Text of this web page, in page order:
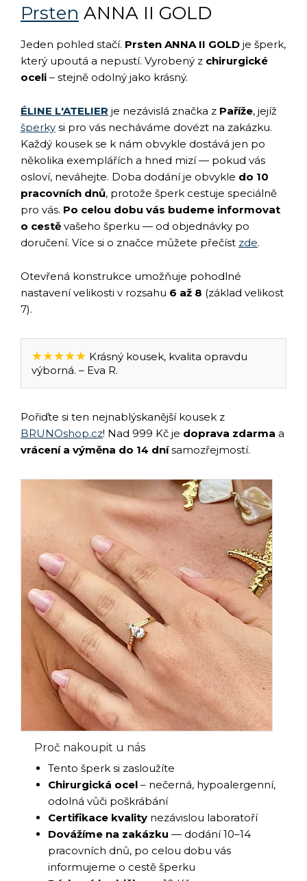
Prsten ANNA II GOLD
Jeden pohled stačí. Prsten ANNA II GOLD je šperk,
který upoutá a nepustí. Vyrobený z chirurgické
oceli – stejně odolný jako krásný.
ÉLINE L'ATELIER je nezávislá značka z Paříže, jejíž
šperky si pro vás necháváme dovézt na zakázku.
Každý kousek se k nám obvykle dostává jen po
několika exemplářích a hned mizí — pokud vás
osloví, neváhejte. Doba dodání je obvykle do 10
pracovních dnů, protože šperk cestuje speciálně
pro vás. Po celou dobu vás budeme informovat
o cestě vašeho šperku — od objednávky po
doručení. Více si o značce můžete přečíst zde.
Otevřená konstrukce umožňuje pohodlné
nastavení velikosti v rozsahu 6 až 8 (základ velikost
7).
★★★★★ Krásný kousek, kvalita opravdu
výborná. – Eva R.
Pořiďte si ten nejnablýskanější kousek z
BRUNOshop.cz! Nad 999 Kč je doprava zdarma a
vrácení a výměna do 14 dnísamozřejmostí.
Proč nakoupit u nás
Tento šperk si zasloužíte
Chirurgická ocel – nečerná, hypoalergenní,
odolná vůči poškrábání
Certifikace kvality nezávislou laboratoří
Dovážíme na zakázku — dodání 10–14
pracovních dnů, po celou dobu vás
informujeme o cestě šperku